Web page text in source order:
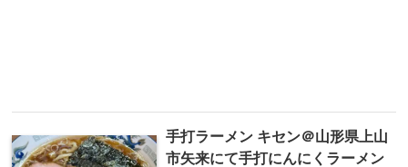
手打ラーメン キセン＠山形県上山
市矢来にて手打にんにくラーメン